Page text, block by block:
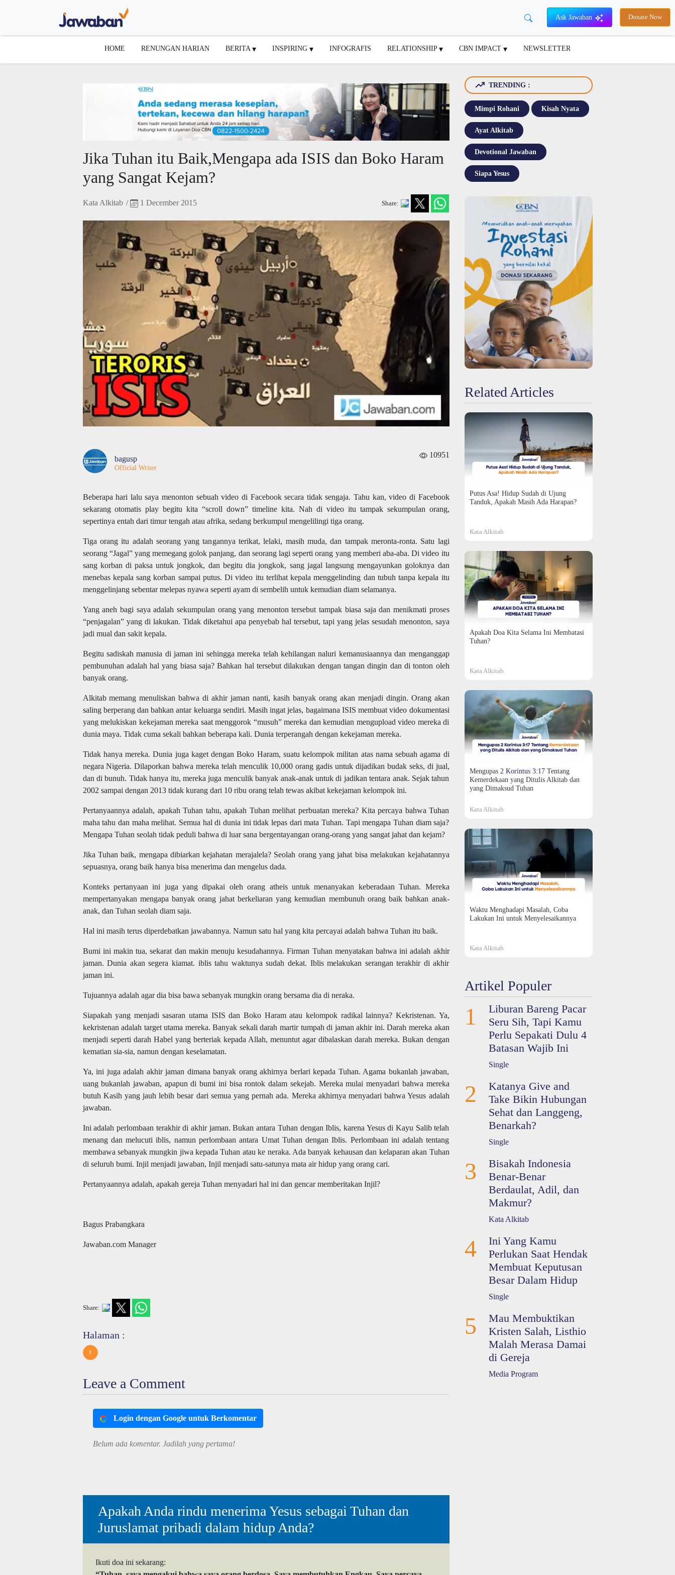
Ask Jawaban Donate Now
HOME RENUNGAN HARIAN BERITA INSPIRING INFOGRAFIS RELATIONSHIP CBN IMPACT NEWSLETTER
Jika Tuhan itu Baik,Mengapa ada ISIS dan Boko Haram
yang Sangat Kejam?
Kata Alkitab / 1 December 2015 Share:
bagusp
Official Writer
10951
Beberapa hari lalu saya menonton sebuah video di Facebook secara tidak sengaja. Tahu kan, video di Facebook
sekarang otomatis play begitu kita “scroll down” timeline kita. Nah di video itu tampak sekumpulan orang,
sepertinya entah dari timur tengah atau afrika, sedang berkumpul mengelilingi tiga orang.
Tiga orang itu adalah seorang yang tangannya terikat, lelaki, masih muda, dan tampak meronta-ronta. Satu lagi
seorang “Jagal” yang memegang golok panjang, dan seorang lagi seperti orang yang memberi aba-aba. Di video itu
sang korban di paksa untuk jongkok, dan begitu dia jongkok, sang jagal langsung mengayunkan goloknya dan
menebas kepala sang korban sampai putus. Di video itu terlihat kepala menggelinding dan tubuh tanpa kepala itu
menggelinjang sebentar melepas nyawa seperti ayam di sembelih untuk kemudian diam selamanya.
Yang aneh bagi saya adalah sekumpulan orang yang menonton tersebut tampak biasa saja dan menikmati proses
“penjagalan” yang di lakukan. Tidak diketahui apa penyebab hal tersebut, tapi yang jelas sesudah menonton, saya
jadi mual dan sakit kepala.
Begitu sadiskah manusia di jaman ini sehingga mereka telah kehilangan naluri kemanusiaannya dan menganggap
pembunuhan adalah hal yang biasa saja? Bahkan hal tersebut dilakukan dengan tangan dingin dan di tonton oleh
banyak orang.
Alkitab memang menuliskan bahwa di akhir jaman nanti, kasih banyak orang akan menjadi dingin. Orang akan
saling berperang dan bahkan antar keluarga sendiri. Masih ingat jelas, bagaimana ISIS membuat video dokumentasi
yang melukiskan kekejaman mereka saat menggorok “musuh” mereka dan kemudian mengupload video mereka di
dunia maya. Tidak cuma sekali bahkan beberapa kali. Dunia terperangah dengan kekejaman mereka.
Tidak hanya mereka. Dunia juga kaget dengan Boko Haram, suatu kelompok militan atas nama sebuah agama di
negara Nigeria. Dilaporkan bahwa mereka telah menculik 10,000 orang gadis untuk dijadikan budak seks, di jual,
dan di bunuh. Tidak hanya itu, mereka juga menculik banyak anak-anak untuk di jadikan tentara anak. Sejak tahun
2002 sampai dengan 2013 tidak kurang dari 10 ribu orang telah tewas akibat kekejaman kelompok ini.
Pertanyaannya adalah, apakah Tuhan tahu, apakah Tuhan melihat perbuatan mereka? Kita percaya bahwa Tuhan
maha tahu dan maha melihat. Semua hal di dunia ini tidak lepas dari mata Tuhan. Tapi mengapa Tuhan diam saja?
Mengapa Tuhan seolah tidak peduli bahwa di luar sana bergentayangan orang-orang yang sangat jahat dan kejam?
Jika Tuhan baik, mengapa dibiarkan kejahatan merajalela? Seolah orang yang jahat bisa melakukan kejahatannya
sepuasnya, orang baik hanya bisa menerima dan mengelus dada.
Konteks pertanyaan ini juga yang dipakai oleh orang atheis untuk menanyakan keberadaan Tuhan. Mereka
mempertanyakan mengapa banyak orang jahat berkeliaran yang kemudian membunuh orang baik bahkan anak-
anak, dan Tuhan seolah diam saja.
Hal ini masih terus diperdebatkan jawabannya. Namun satu hal yang kita percayai adalah bahwa Tuhan itu baik.
Bumi ini makin tua, sekarat dan makin menuju kesudahannya. Firman Tuhan menyatakan bahwa ini adalah akhir
jaman. Dunia akan segera kiamat. iblis tahu waktunya sudah dekat. Iblis melakukan serangan terakhir di akhir
jaman ini.
Tujuannya adalah agar dia bisa bawa sebanyak mungkin orang bersama dia di neraka.
Siapakah yang menjadi sasaran utama ISIS dan Boko Haram atau kelompok radikal lainnya? Kekristenan. Ya,
kekristenan adalah target utama mereka. Banyak sekali darah martir tumpah di jaman akhir ini. Darah mereka akan
menjadi seperti darah Habel yang berteriak kepada Allah, menuntut agar dibalaskan darah mereka. Bukan dengan
kematian sia-sia, namun dengan keselamatan.
Ya, ini juga adalah akhir jaman dimana banyak orang akhirnya berlari kepada Tuhan. Agama bukanlah jawaban,
uang bukanlah jawaban, apapun di bumi ini bisa rontok dalam sekejab. Mereka mulai menyadari bahwa mereka
butuh Kasih yang jauh lebih besar dari semua yang pernah ada. Mereka akhirnya menyadari bahwa Yesus adalah
jawaban.
Ini adalah perlombaan terakhir di akhir jaman. Bukan antara Tuhan dengan Iblis, karena Yesus di Kayu Salib telah
menang dan melucuti iblis, namun perlombaan antara Umat Tuhan dengan Iblis. Perlombaan ini adalah tentang
membawa sebanyak mungkin jiwa kepada Tuhan atau ke neraka. Ada banyak kehausan dan kelaparan akan Tuhan
di seluruh bumi. Injil menjadi jawaban, Injil menjadi satu-satunya mata air hidup yang orang cari.
Pertanyaannya adalah, apakah gereja Tuhan menyadari hal ini dan gencar memberitakan Injil?
Bagus Prabangkara
Jawaban.com Manager
Share:
Halaman :
1
Leave a Comment
Login dengan Google untuk Berkomentar
Belum ada komentar. Jadilah yang pertama!
Apakah Anda rindu menerima Yesus sebagai Tuhan dan
Juruslamat pribadi dalam hidup Anda?
Ikuti doa ini sekarang:
TRENDING :
Mimpi Rohani Kisah Nyata
Ayat Alkitab
Devotional Jawaban
Siapa Yesus
Related Articles
Putus Asa! Hidup Sudah di Ujung
Tanduk, Apakah Masih Ada Harapan?
Kata Alkitab
Apakah Doa Kita Selama Ini Membatasi
Tuhan?
Kata Alkitab
Mengupas 2 Korintus 3:17Tentang
Kemerdekaan yang Ditulis Alkitab dan
yang Dimaksud Tuhan
Kata Alkitab
Waktu Menghadapi Masalah, Coba
Lakukan Ini untuk Menyelesaikannya
Kata Alkitab
Artikel Populer
1
Liburan Bareng Pacar
Seru Sih, Tapi Kamu
Perlu Sepakati Dulu 4
Batasan Wajib Ini
Single
2
Katanya Give and
Take Bikin Hubungan
Sehat dan Langgeng,
Benarkah?
Single
3
Bisakah Indonesia
Benar-Benar
Berdaulat, Adil, dan
Makmur?
Kata Alkitab
4
Ini Yang Kamu
Perlukan Saat Hendak
Membuat Keputusan
Besar Dalam Hidup
Single
5
Mau Membuktikan
Kristen Salah, Listhio
Malah Merasa Damai
di Gereja
Media Program